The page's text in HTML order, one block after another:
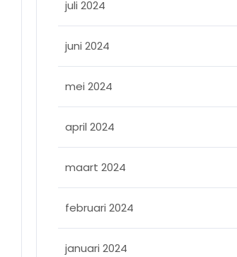
juli 2024
juni 2024
mei 2024
april 2024
maart 2024
februari 2024
januari 2024